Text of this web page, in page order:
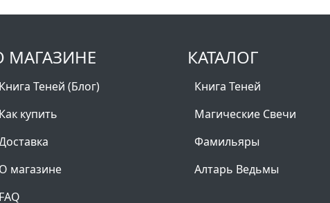
МАГАЗИНЕ
Книга Теней (Блог)
Как купить
О магазине
FAQ
КАТАЛОГ
Книга Теней
Магические Свечи
Фамильяры
Алтарь Ведьмы